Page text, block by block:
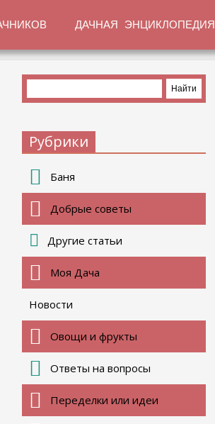
ДАЧНАЯ ЭНЦИКЛОПЕДИЯ
Рубрики
Баня
Добрые советы
Другие статьи
Моя Дача
Новости
Овощи и фрукты
Ответы на вопросы
Переделки или идеи